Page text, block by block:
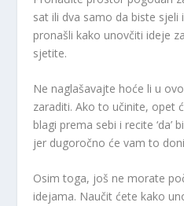
sat ili dva samo da biste sjeli
pronašli kako unovčiti ideje
sjetite.
Ne naglašavajte hoće li u
zaraditi. Ako to učinite, opet
blagi prema sebi i recite ‘da’
jer dugoročno će vam to
Osim toga, još ne morate
idejama. Naučit ćete kako